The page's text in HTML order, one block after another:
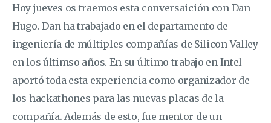
Hoy jueves os traemos esta conversaición con Dan
Hugo. Dan ha trabajado en el departamento de
ingeniería de múltiples compañías de Silicon Valley
en los últimso años. En su último trabajo en Intel
aportó toda esta experiencia como organizador de
los hackathones para las nuevas placas de la
compañía. Además de esto, fue mentor de un